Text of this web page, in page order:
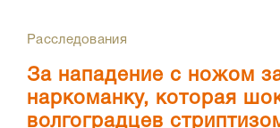
Расследования
За нападение с ножом
наркоманку, которая
волгоградцев